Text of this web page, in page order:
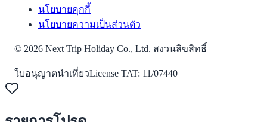
นโยบายคุกกี้
นโยบายความเป็นส่วนตัว
© 2026 Next Trip Holiday Co., Ltd. สงวนลิขสิทธิ์
ใบอนุญาตนำเที่ยวLicense TAT: 11/07440